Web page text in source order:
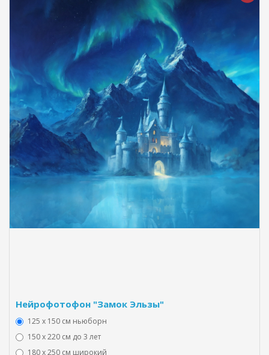
Нейрофотофон "Замок Эльзы"
125 x 150 см ньюборн
150 х 220 см до 3 лет
180 х 250 см широкий